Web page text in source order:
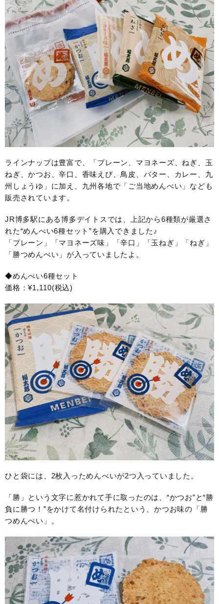
ラインナップは豊富で、「プレーン、マヨネーズ、ねぎ、玉
ねぎ、かつお、辛口、香味えび、鳥皮、バター、カレー、九
州しょうゆ」に加え、九州各地で「ご当地めんべい」なども
販売されています。
JR博多駅にある博多デイトスでは、上記から6種類が厳選さ
れた“めんべい6種セット”を購入できました♪
「プレーン」「マヨネーズ味」「辛口」「玉ねぎ」「ねぎ」
「勝つめんべい」が入っていましたよ。
◆めんべい6種セット
価格：¥1,110(税込)
ひと袋には、2枚入っためんべいが2つ入っていました。
「勝」という文字に惹かれて手に取ったのは、“かつお”と“勝
負に勝つ！”をかけて名付けられたという、かつお味の「勝
つめんべい」。